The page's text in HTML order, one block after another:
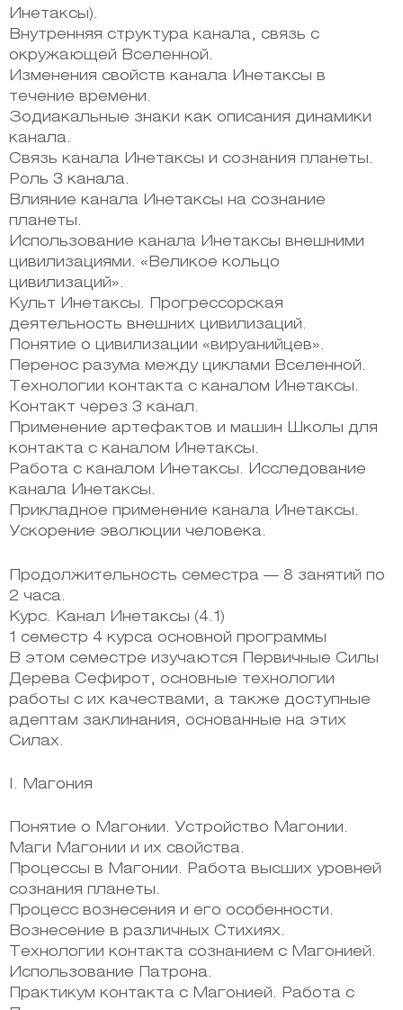
Инетаксы).
Внутренняя структура канала, связь с
окружающей Вселенной.
Изменения свойств канала Инетаксы в
течение времени.
Зодиакальные знаки как описания динамики
канала.
Связь канала Инетаксы и сознания планеты.
Роль 3 канала.
Влияние канала Инетаксы на сознание
планеты.
Использование канала Инетаксы внешними
цивилизациями. «Великое кольцо
цивилизаций».
Культ Инетаксы. Прогрессорская
деятельность внешних цивилизаций.
Понятие о цивилизации «вируанийцев».
Перенос разума между циклами Вселенной.
Технологии контакта с каналом Инетаксы.
Контакт через 3 канал.
Применение артефактов и машин Школы для
контакта с каналом Инетаксы.
Работа с каналом Инетаксы. Исследование
канала Инетаксы.
Прикладное применение канала Инетаксы.
Ускорение эволюции человека.
Продолжительность семестра — 8 занятий по
2 часа.
Курс. Канал Инетаксы (4.1)
1 семестр 4 курса основной программы
В этом семестре изучаются Первичные Силы
Дерева Сефирот, основные технологии
работы с их качествами, а также доступные
адептам заклинания, основанные на этих
Силах.
I. Магония
Понятие о Магонии. Устройство Магонии.
Маги Магонии и их свойства.
Процессы в Магонии. Работа высших уровней
сознания планеты.
Процесс вознесения и его особенности.
Вознесение в различных Стихиях.
Технологии контакта сознанием с Магонией.
Использование Патрона.
Практикум контакта с Магонией. Работа с